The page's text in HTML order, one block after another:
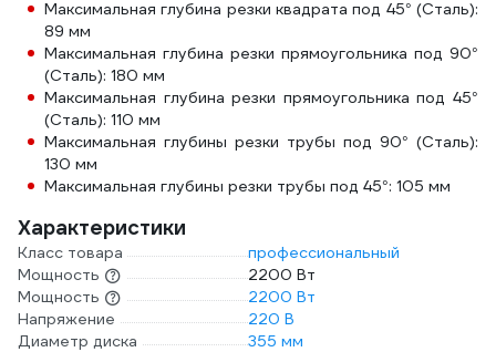
Максимальная глубина резки квадрата под 45° (Сталь):
89 мм
Максимальная глубина резки прямоугольника под 90°
(Сталь): 180 мм
Максимальная глубина резки прямоугольника под 45°
(Сталь): 110 мм
Максимальная глубины резки трубы под 90° (Сталь):
130 мм
Максимальная глубины резки трубы под 45°: 105 мм
Характеристики
Класс товара
профессиональный
Мощность
2200 Вт
Мощность
2200 Вт
Напряжение
220 В
Диаметр диска
355 мм